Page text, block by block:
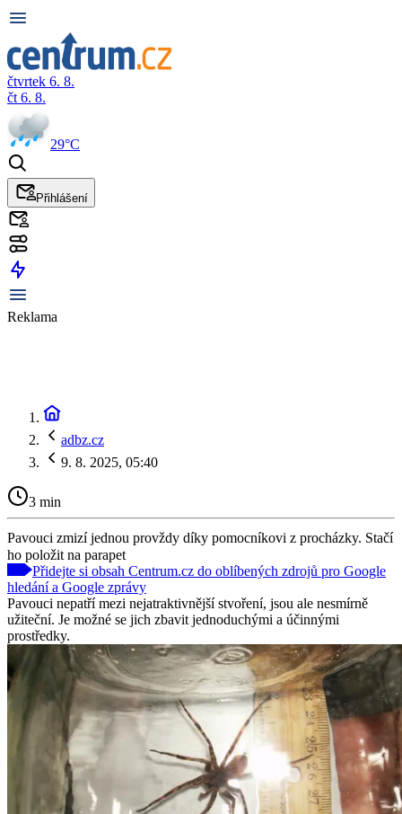
čtvrtek 6. 8.
čt 6. 8.
29°C
Přihlášení
Reklama
adbz.cz
9. 8. 2025, 05:40
3 min
Pavouci zmizí jednou provždy díky pomocníkovi z procházky. Stačí
ho položit na parapet
Přidejte si obsah Centrum.cz do oblíbených zdrojů pro Google
hledání a Google zprávy
Pavouci nepatří mezi nejatraktivnější stvoření, jsou ale nesmírně
užiteční. Je možné se jich zbavit jednoduchými a účinnými
prostředky.